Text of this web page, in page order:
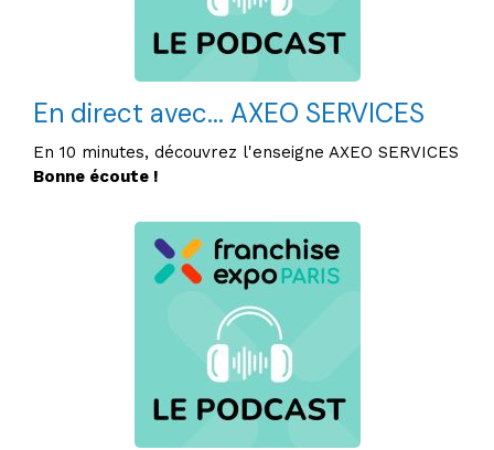
En direct avec... AXEO SERVICES
En 10 minutes, découvrez l'enseigne AXEO SERVICES
Bonne écoute !